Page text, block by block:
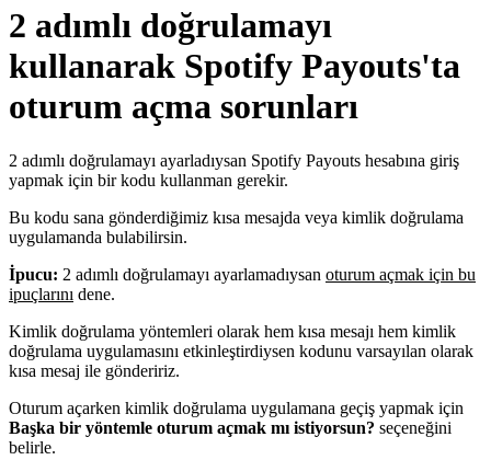
2 adımlı doğrulamayı
kullanarak Spotify Payouts'ta
oturum açma sorunları
2 adımlı doğrulamayı ayarladıysan Spotify Payouts hesabına giriş
yapmak için bir kodu kullanman gerekir.
Bu kodu sana gönderdiğimiz kısa mesajda veya kimlik doğrulama
uygulamanda bulabilirsin.
İpucu: 2 adımlı doğrulamayı ayarlamadıysan oturum açmak için bu
ipuçlarını dene.
Kimlik doğrulama yöntemleri olarak hem kısa mesajı hem kimlik
doğrulama uygulamasını etkinleştirdiysen kodunu varsayılan olarak
kısa mesaj ile göndeririz.
Oturum açarken kimlik doğrulama uygulamana geçiş yapmak için
Başka bir yöntemle oturum açmak mı istiyorsun? seçeneğini
belirle.